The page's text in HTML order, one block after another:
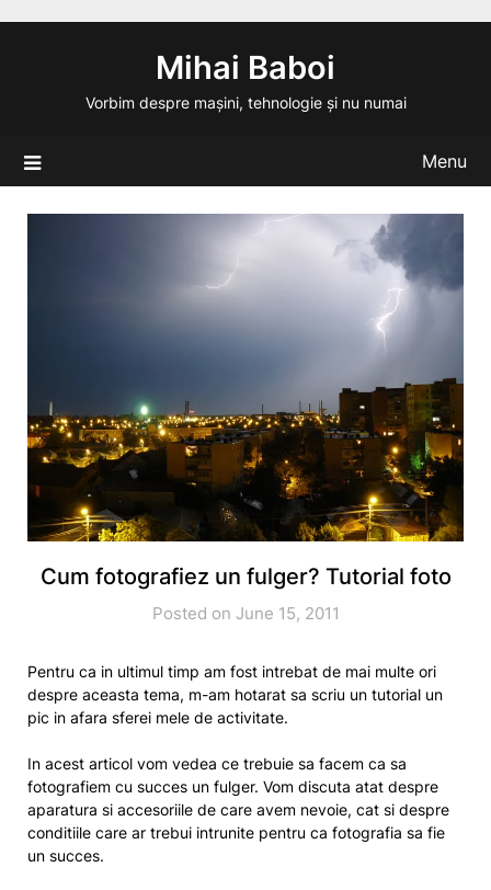
Mihai Baboi
Vorbim despre mașini, tehnologie și nu numai
Menu
Cum fotografiez un fulger? Tutorial foto
Posted on June 15, 2011
Pentru ca in ultimul timp am fost intrebat de mai multe ori
despre aceasta tema, m-am hotarat sa scriu un tutorial un
pic in afara sferei mele de activitate.
In acest articol vom vedea ce trebuie sa facem ca sa
fotografiem cu succes un fulger. Vom discuta atat despre
aparatura si accesoriile de care avem nevoie, cat si despre
conditiile care ar trebui intrunite pentru ca fotografia sa fie
un succes.